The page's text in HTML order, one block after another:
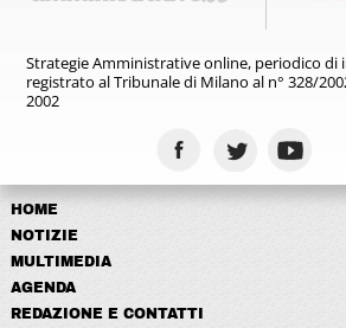
Strategie Amministrative online, periodico di
registratoal Tribunale di Milano al n° 328/
2002
HOME
NOTIZIE
MULTIMEDIA
AGENDA
REDAZIONE E CONTATTI